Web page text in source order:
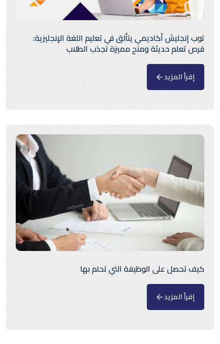
توب إنجليش أكاديمي يتألق في تعليم اللغة الإنجليزية:
فرص تعلم حديثة ومنح مميزة تجذب الطلاب
إقرأ المزيد
كيف تحصل على الوظيفة التي تحلم بها
إقرأ المزيد